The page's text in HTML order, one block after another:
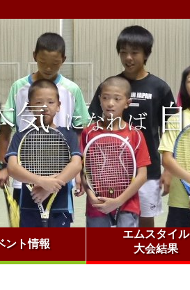
ント情報
エムスタイル
大会結果